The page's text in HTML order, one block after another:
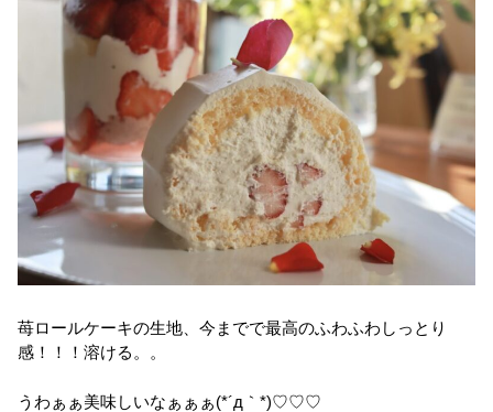
苺ロールケーキの生地、今までで最高のふわふわしっとり
感！！！溶ける。。
うわぁぁ美味しいなぁぁぁ(*´д｀*)♡♡♡